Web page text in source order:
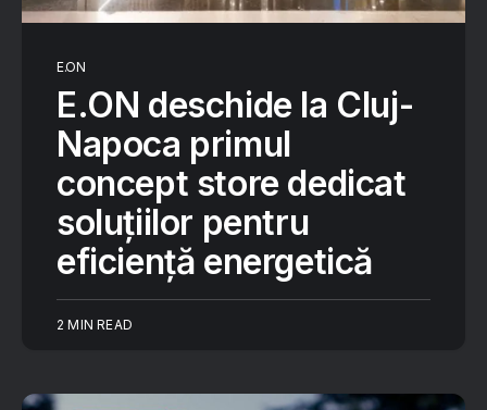
E.ON
E.ON deschide la Cluj-
Napoca primul
concept store dedicat
soluțiilor pentru
eficiență energetică
2 MIN READ